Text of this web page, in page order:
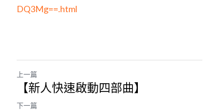
DQ3Mg==.html
上一篇
【新人快速啟動四部曲】
下一篇